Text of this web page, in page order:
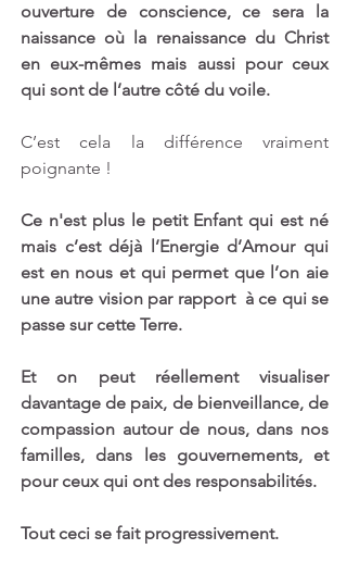
ouverture de conscience, ce sera la
naissance où la renaissance du Christ
en eux-mêmes mais aussi pour ceux
qui sont de l’autre côté du voile.
C’est cela la différence vraiment
poignante !
Ce n'est plus le petit Enfant qui est né
mais c’est déjà l’Energie d’Amour qui
est en nous et qui permet que l’on aie
une autre vision par rapport  à ce qui se
passe sur cette Terre.
Et on peut réellement visualiser
davantage de paix, de bienveillance, de
compassion autour de nous, dans nos
familles, dans les gouvernements, et
pour ceux qui ont des responsabilités.
Tout ceci se fait progressivement.